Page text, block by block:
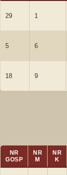
29 1
5 6
18 9
NR
GOSP
NR
M
NR
K